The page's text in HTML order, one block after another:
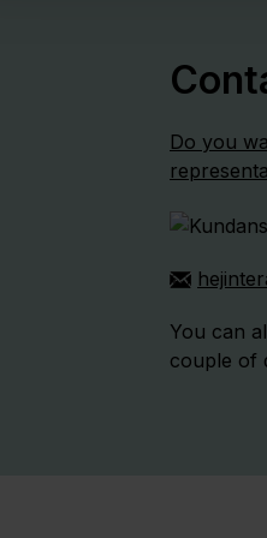
Do you
You can
couple of